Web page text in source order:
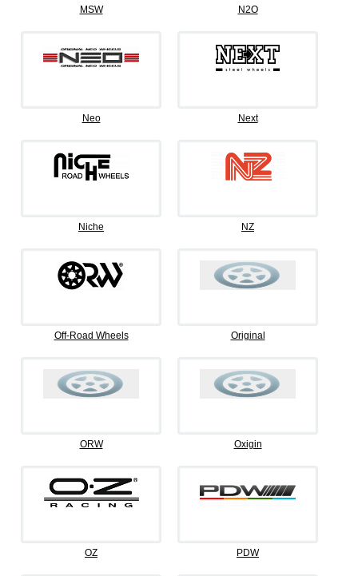
MSW N2O
Neo Next
Niche NZ
Off-Road Wheels Original
ORW Oxigin
OZ PDW